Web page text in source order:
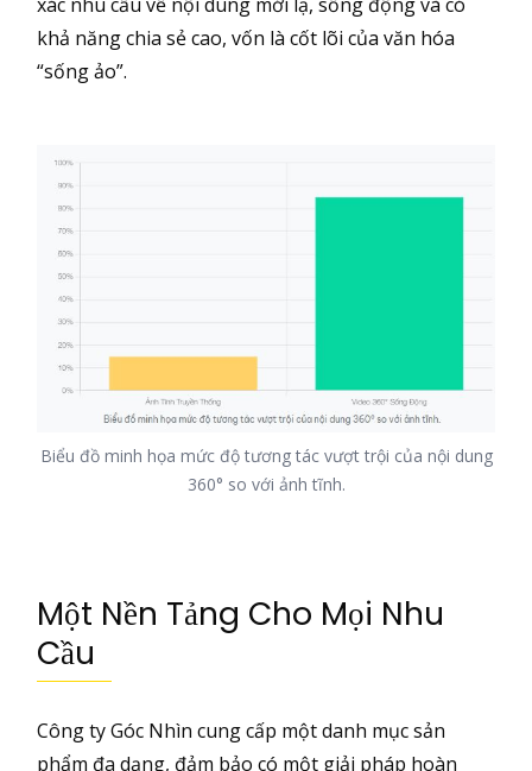
khả năng chia sẻ cao, vốn là cốt lõi của văn hóa
“sống ảo”.
Biểu đồ minh họa mức độ tương tác vượt trội của nội dung
360° so với ảnh tĩnh.
Một Nền Tảng Cho Mọi Nhu
Cầu
Công ty Góc Nhìn cung cấp một danh mục sản
phẩm đa dạng, đảm bảo có một giải pháp hoàn